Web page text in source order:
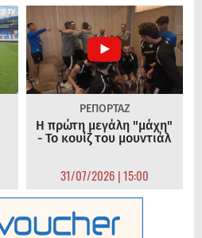
ΡΕΠΟΡΤΑΖ
Η πρώτη μεγάλη "μάχη"
- Το κουίζ του μουντιάλ
31/07/2026 | 15:00